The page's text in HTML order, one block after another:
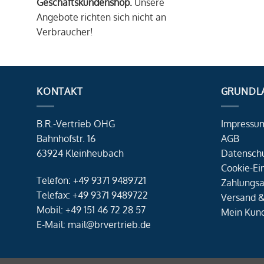
Geschäftskundenshop. Unsere
Angebote richten sich nicht an
Verbraucher!
KONTAKT
B.R.-Vertrieb OHG
Bahnhofstr. 16
63924 Kleinheubach
Telefon: +49 9371 9489721
Telefax: +49 9371 9489722
Mobil: +49 151 46 72 28 57
E-Mail: mail@brvertrieb.de
AGB
Cookie-
Versand
Mein